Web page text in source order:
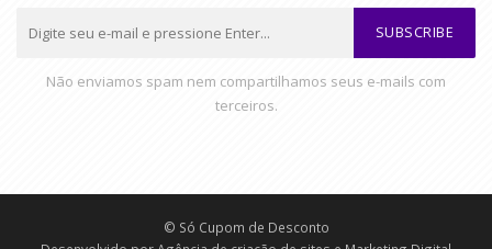
SUBSCRIBE
Não enviamos spam nem compartilhamos seus e-mails com
terceiros.
© Só Cupom de Desconto